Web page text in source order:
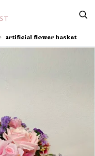
artificial flower basket